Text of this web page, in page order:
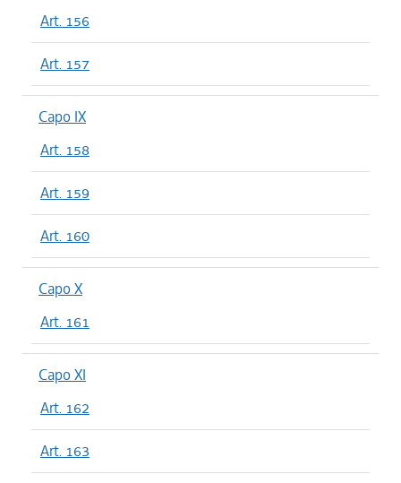
Art. 156
Art. 157
Capo IX
Art. 158
Art. 159
Art. 160
Capo X
Art. 161
Capo XI
Art. 162
Art. 163